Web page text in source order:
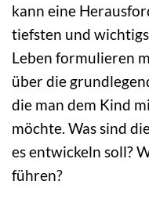
kann eine
tiefsten und
Leben formulieren
über die
die man dem Kind
möchte. Was sind
es entwickeln soll?
führen?